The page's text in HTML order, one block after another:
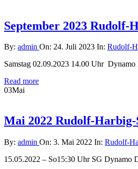
September 2023 Rudolf-
By: admin On: 24. Juli 2023 In: Rudolf-
Samstag 02.09.2023 14.00 Uhr
Read more
03Mai
Mai 2022 Rudolf-Harbig-
By: admin On: 3. Mai 2022 In: Rudolf-
15.05.2022 – So15:30 Uhr SG Dynamo